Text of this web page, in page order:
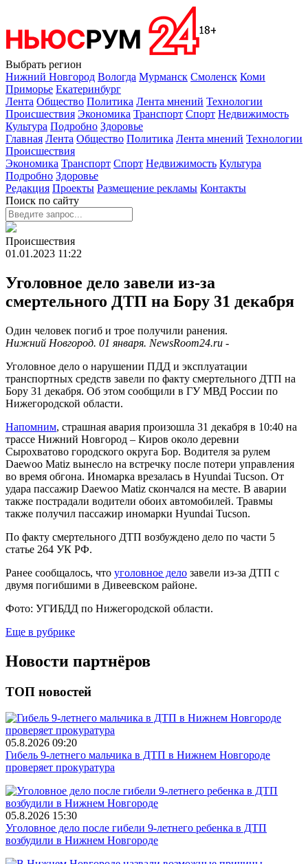
Выбрать регион
Нижний Новгород Вологда Мурманск Смоленск Коми
Приморье Екатеринбург
Лента Общество Политика Лента мнений Технологии
Происшествия Экономика Транспорт Спорт Недвижимость
Культура Подробно Здоровье
Главная Лента Общество Политика Лента мнений Технологии
Происшествия
Экономика Транспорт Спорт Недвижимость Культура
Подробно Здоровье
Редакция Проекты Размещение рекламы Контакты
Поиск по сайту
Происшествия
01.01.2023 11:22
Уголовное дело завели из-за
смертельного ДТП на Бору 31 декабря
Один человек погиб и трое получили ранения.
Нижний Новгород. 01 января. NewsRoom24.ru -
Уголовное дело о нарушении ПДД и эксплуатации
транспортных средств завели по факту смертельного ДТП на
Бору 31 декабря. Об этом сообщили в ГУ МВД России по
Нижегородской области.
Напомним, страшная авария произошла 31 декабря в 10:40 на
трассе Нижний Новгород – Киров около деревни
Сырохватово городского округа Бор. Водителя за рулем
Daewoo Matiz вынесло на встречку после потери управления
во время обгона. Иномарка врезалась в Hyundai Tucson. От
удара пассажир Daewoo Matiz скончался на месте. В аварии
также пострадали водители обоих автомобилей. Травмы
также получил пассажир иномарки Hyundai Tucson.
По факту смертельного ДТП возбуждено дело по части 5
статье 264 УК РФ.
Ранее сообщалось, что уголовное дело завели из-за ДТП с
двумя погибшими в Дивеевском районе.
Фото: УГИБДД по Нижегородской области.
Еще в рубрике
Новости партнёров
ТОП новостей
05.8.2026 09:20
Гибель 9-летнего мальчика в ДТП в Нижнем Новгороде
проверяет прокуратура
05.8.2026 15:30
Уголовное дело после гибели 9-летнего ребенка в ДТП
возбудили в Нижнем Новгороде